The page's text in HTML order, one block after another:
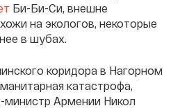
Би-Би-Си, внешне
на экологов, некоторые
в шубах.
коридора в Нагорном
катастрофа,
министр Армении Никол